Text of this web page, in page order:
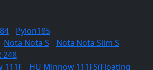
Pylon185
Nota Nota S
Nota Nota Slim S
248
111F
HU Minnow 111FS(Floating